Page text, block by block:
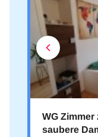
WG
saubere